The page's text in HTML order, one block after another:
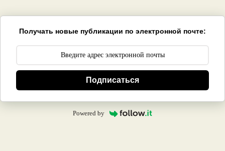
Получать новые публикации по электронной почте:
Подписаться
Powered by